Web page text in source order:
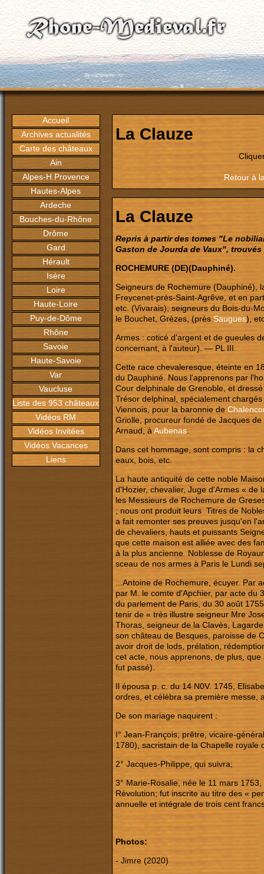
Accueil
Archives actualités
Carte des châteaux
Ain
Alpes-H.Provence
Hautes-Alpes
Ardeche
Bouches-du-Rhône
Drôme
Gard
Hérault
Isère
Loire
Haute-Loire
Puy-de-Dôme
Rhône
Savoie
Haute-Savoie
Var
Vaucluse
Liste des 953 châteaux
Vidéos RM
Vidéos Invitées
Vidéos Vacances
Liens
La Clauze
Retour à
La Clauze
Repris à partir des tomes "Le
Gaston de Jourda de Vaux",
ROCHEMURE (DE)(Dauphiné).
Seigneurs de Rochemure (Dauphiné),
Freycenet-près-Saint-Agrêve, et en
etc. (Vivarais); seigneurs du Bois-du-
le Bouchet, Grèzes, (près Saugues),
Armes : coticé d'argent et de gueules
concernant, à l'auteur). — PL III.
Cette race chevaleresque, éteinte en
du Dauphiné. Nous l'apprenons par
Cour delphinale de Grenoble, et
Trésor delphinal, spécialement
Viennois, pour la baronnie de
Griolle, procureur fondé de Jacques
Arnaud, à Aubenas
Dans cet hommage, sont compris : la
eaux, bois, etc.
La haute antiquité de cette noble
d'Hozier, chevalier, Juge d'Armes « de
les Messieurs de Rochemure de
; nous ont produit leurs Titres de
a fait remonter ses preuves jusqu'en
de chevaliers, hauts et puissants
que cette maison est alliée avec des
à la plus ancienne Noblesse de
sceau de nos armes à Paris le Lundi
...Antoine de Rochemure, écuyer. Par
par M. le comte d'Apchier, par acte du
du parlement de Paris, du 30 août
tenir de « très illustre seigneur Mre
Thoras, seigneur de la Clavès,
son château de Besques, paroisse de
avoir droit de lods, prélation,
cet acte, nous apprenons, de plus,
fut passé).
Il épousa p. c. du 14 N0V. 1745,
ordres, et célébra sa première messe,
De son mariage naquirent :
I° Jean-François, prêtre, vicaire-
1780), sacristain de la Chapelle royale
2° Jacques-Philippe, qui suivra;
3° Marie-Rosalie, née le 11 mars
Révolution; fut inscrite au titre des «
annuelle et intégrale de trois cent
Photos:
- Jimre (2020)